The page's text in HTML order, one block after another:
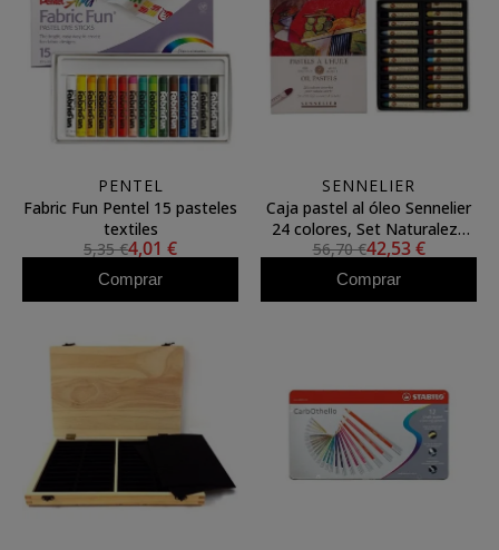
PENTEL
Fabric Fun Pentel 15 pasteles
textiles
5,35 €4,01 €
Comprar
SENNELIER
Caja pastel al óleo Sennelier
24 colores, Set Naturaleza
muerta
56,70 €42,53 €
Comprar